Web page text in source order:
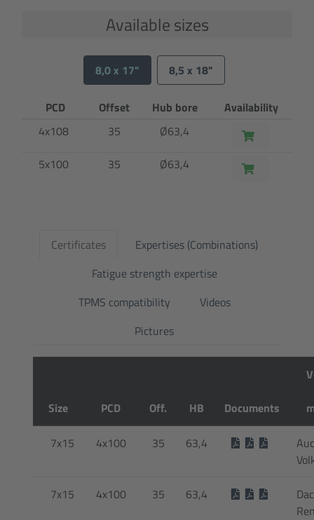
Available sizes
8,0 x 17" 8,5 x 18"
PCD Offset Hub bore
Availability
4x108
35
Ø63,4
5x100
35 Ø63,4
Certificates
Expertises (Combinations)
Fatigue strength expertise
TPMS compatibility
Videos
Pictures
Size PCD Off. HB Documents
7x15 4x100 35 63,4
7x15 4x100 35 63,4